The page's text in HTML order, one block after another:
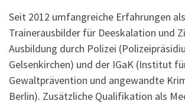
Seit 2012 umfangreiche Erfahrungen
Trainerausbilder für Deeskalation und
Ausbildung durch Polizei
Gelsenkirchen) und der IGaK (Institut
Gewaltprävention und angewandte
Berlin). Zusätzliche Qualifikation als